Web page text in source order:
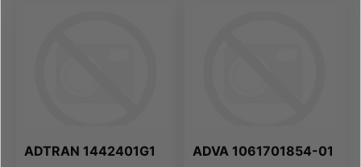
ADTRAN 1442401G1 ADVA 1061701854-01